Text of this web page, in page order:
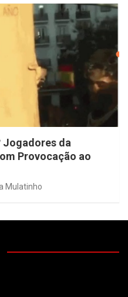
Jogadores da
Provocação ao
Mulatinho